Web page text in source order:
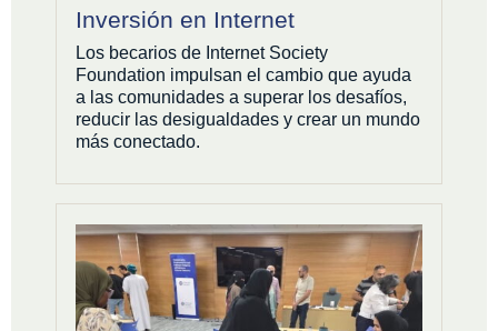
Inversión en Internet
Los becarios de Internet Society
Foundation impulsan el cambio que ayuda
a las comunidades a superar los desafíos,
reducir las desigualdades y crear un mundo
más conectado.